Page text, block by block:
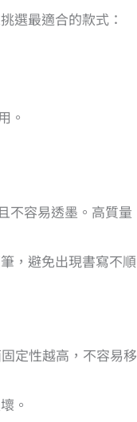
選最適合的款式：
。
不容易透墨。高質量
，避免出現書寫不順
定性越高，不容易移
。